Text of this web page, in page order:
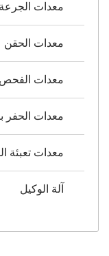
معدات الجرعة
معدات الحقن
معدات
معدات الحفر
معدات تعبئة
آلة الوكيل